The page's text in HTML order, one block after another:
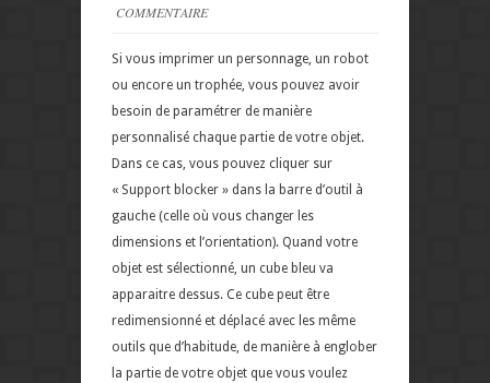
COMMENTAIRE
Si vous imprimer un personnage, un robot
ou encore un trophée, vous pouvez avoir
besoin de paramétrer de manière
personnalisé chaque partie de votre objet.
Dans ce cas, vous pouvez cliquer sur
« Support blocker » dans la barre d’outil à
gauche (celle où vous changer les
dimensions et l’orientation). Quand votre
objet est sélectionné, un cube bleu va
apparaitre dessus. Ce cube peut être
redimensionné et déplacé avec les même
outils que d’habitude, de manière à englober
la partie de votre objet que vous voulez